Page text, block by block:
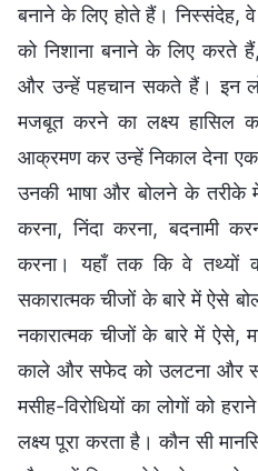
बनाने के लिए होते हैं। निस्संदेह,
को निशाना बनाने के लिए
और उन्हें पहचान सकते हैं। इन
मजबूत करने का लक्ष्य हासिल
आक्रमण कर उन्हें निकाल देना एक
उनकी भाषा और बोलने के तरीके
करना, निंदा करना, बदनामी
करना। यहाँ तक कि वे तथ्यों
सकारात्मक चीजों के बारे में ऐसे
नकारात्मक चीजों के बारे में ऐसे,
काले और सफेद को उलटना और
मसीह-विरोधियों का लोगों को
लक्ष्य पूरा करता है। कौन सी